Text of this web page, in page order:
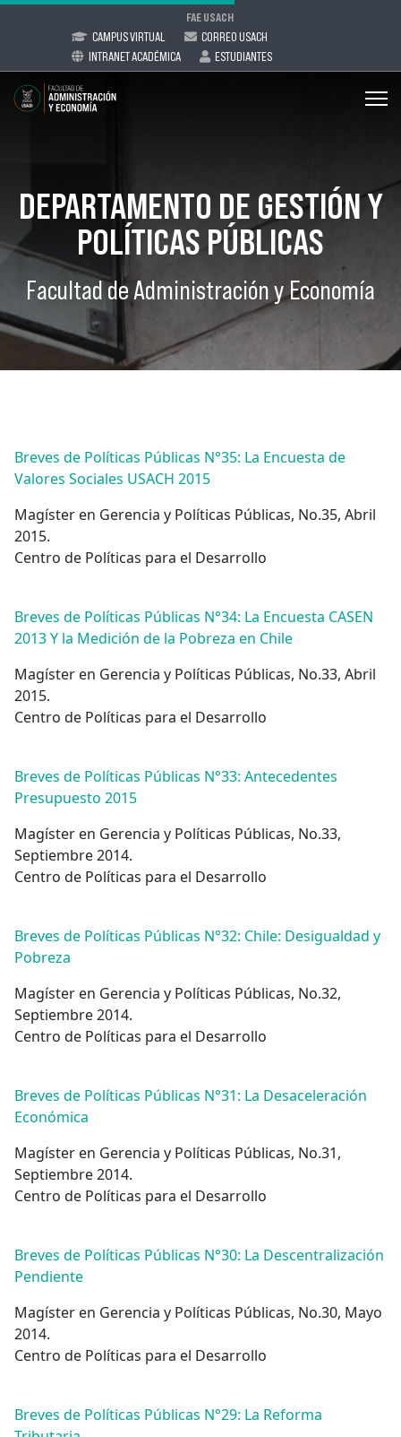
FAE USACH
CAMPUS VIRTUAL
CORREO USACH
INTRANET ACADÉMICA
ESTUDIANTES
DEPARTAMENTO DE GESTIÓN Y
POLÍTICAS PÚBLICAS
Facultad de Administración y Economía
Breves de Políticas Públicas N°35: La Encuesta de
Valores Sociales USACH 2015
Magíster en Gerencia y Políticas Públicas, No.35, Abril
2015.
Centro de Políticas para el Desarrollo
Breves de Políticas Públicas N°34: La Encuesta CASEN
2013 Y la Medición de la Pobreza en Chile
Magíster en Gerencia y Políticas Públicas, No.33, Abril
2015.
Centro de Políticas para el Desarrollo
Breves de Políticas Públicas N°33: Antecedentes
Presupuesto 2015
Magíster en Gerencia y Políticas Públicas, No.33,
Septiembre 2014.
Centro de Políticas para el Desarrollo
Breves de Políticas Públicas N°32: Chile: Desigualdad y
Pobreza
Magíster en Gerencia y Políticas Públicas, No.32,
Septiembre 2014.
Centro de Políticas para el Desarrollo
Breves de Políticas Públicas N°31: La Desaceleración
Económica
Magíster en Gerencia y Políticas Públicas, No.31,
Septiembre 2014.
Centro de Políticas para el Desarrollo
Breves de Políticas Públicas N°30: La Descentralización
Pendiente
Magíster en Gerencia y Políticas Públicas, No.30, Mayo
2014.
Centro de Políticas para el Desarrollo
Breves de Políticas Públicas N°29: La Reforma